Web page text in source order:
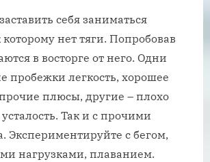
себя заниматься
нет тяги. Попробовав
в восторге от него. Одни
пробежки легкость, хорошее
плюсы, другие – плохо
Так и с прочими
Экспериментируйте с бегом,
нагрузками, плаванием.